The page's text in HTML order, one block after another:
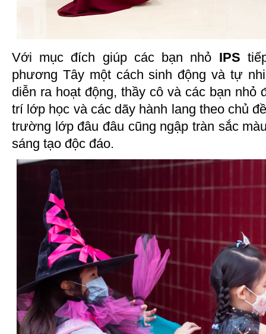
Với mục đích giúp các bạn nhỏ IPS
phương Tây một cách sinh động và tự
diễn ra hoạt động, thầy cô và các bạn nhỏ
trí lớp học và các dãy hành lang theo chủ
trường lớp đâu đâu cũng ngập tràn sắc
sáng tạo độc đáo.